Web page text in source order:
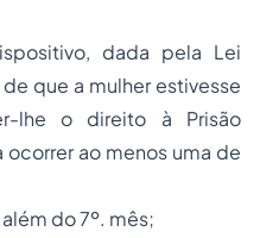
dada pela Lei
que a mulher estivesse
lhe o direito à Prisão
ocorrer ao menos uma de
do 7º. mês;